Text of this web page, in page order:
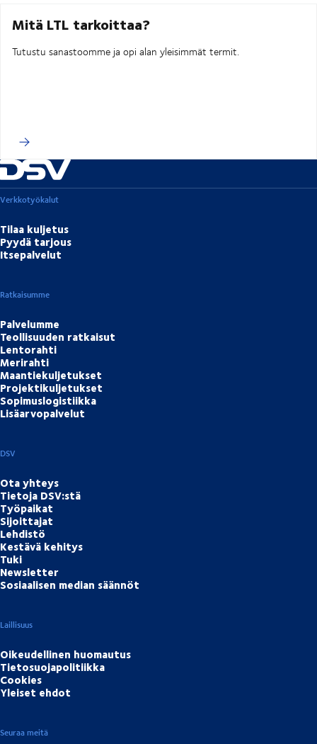
Mitä LTL tarkoittaa?
Tutustu sanastoomme ja opi alan yleisimmät termit.
Verkkotyökalut
Tilaa kuljetus
Pyydä tarjous
Itsepalvelut
Ratkaisumme
Palvelumme
Teollisuuden ratkaisut
Lentorahti
Merirahti
Maantiekuljetukset
Projektikuljetukset
Sopimuslogistiikka
Lisäarvopalvelut
DSV
Ota yhteys
Tietoja DSV:stä
Työpaikat
Sijoittajat
Lehdistö
Kestävä kehitys
Tuki
Newsletter
Sosiaalisen median säännöt
Laillisuus
Oikeudellinen huomautus
Tietosuojapolitiikka
Cookies
Yleiset ehdot
Seuraa meitä